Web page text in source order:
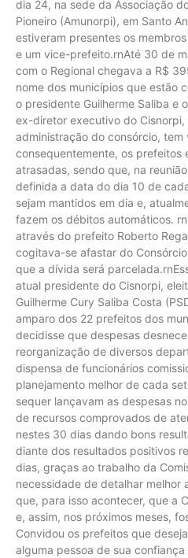
dia 24, na sede da Associação
Pioneiro (Amunorpi), em Santo
estiveram presentes os
e um vice-prefeito.rnAté 30 de
com o Regional chegava a R$
nome dos municípios que estão
o presidente Guilherme Saliba e
ex-diretor executivo do
administração do consórcio, tem
consequentemente, os prefeitos
atrasadas, sendo que, na
definida a data do dia 10 de
sejam mantidos em dia e,
fazem os débitos automáticos.
através do prefeito Roberto
cogitava-se afastar do
que a dívida será
atual presidente do Cisnorpi,
Guilherme Cury Saliba Costa
amparo dos 22 prefeitos dos
decidisse que despesas
reorganização de diversos
dispensa de funcionários
planejamento melhor de cada
sequer lançavam as despesas
de recursos comprovados de
nestes 30 dias dando bons
diante dos resultados positivos
dias, graças ao trabalho da
necessidade de detalhar melhor
que, para isso acontecer, que a
e, assim, nos próximos meses,
Convidou os prefeitos que
alguma pessoa de sua